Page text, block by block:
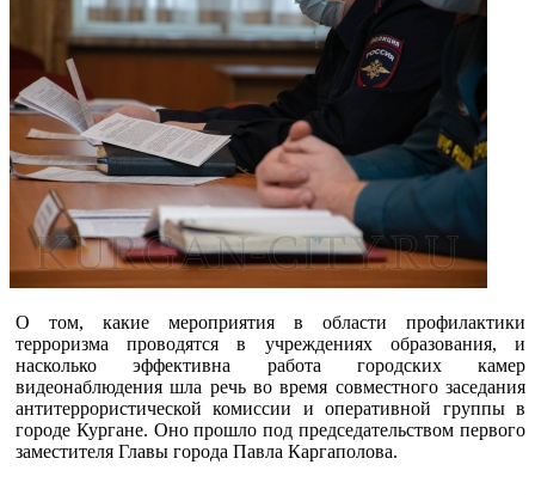
О том, какие мероприятия в области профилактики
терроризма проводятся в учреждениях образования, и
насколько эффективна работа городских камер
видеонаблюдения шла речь во время совместного заседания
антитеррористической комиссии и оперативной группы в
городе Кургане. Оно прошло под председательством первого
заместителя Главы города Павла Каргаполова.